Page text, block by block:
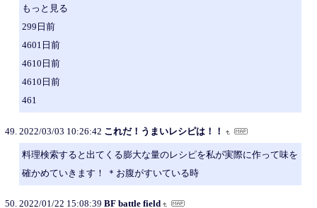
もっと見る
299日前
4601日前
4610日前
4610日前
461
2022/03/03 10:26:42 これだ！うまいレシピは！！
料理検索すると出てくる膨大な量のレシピを私が実際に作って味を
確かめていきます！ ＊お腹がすいている時
2022/01/22 15:08:39 BF battle field